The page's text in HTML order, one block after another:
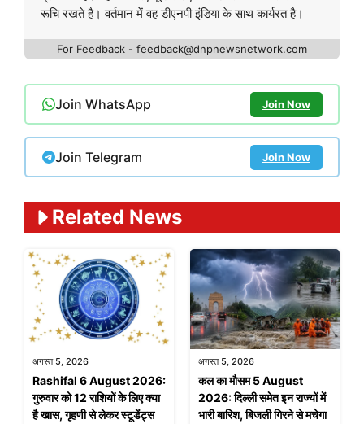
रूचि रखते है। वर्तमान में वह डीएनपी इंडिया के साथ कार्यरत है।
For Feedback - feedback@dnpnewsnetwork.com
Join WhatsApp Join Now
Join Telegram Join Now
Related News
अगस्त 5, 2026
Rashifal 6 August 2026:
गुरुवार को 12 राशियों के लिए क्या
है खास, गृहणी से लेकर स्टूडेंट्स
अगस्त 5, 2026
कल का मौसम 5 August
2026: दिल्ली समेत इन राज्यों में
भारी बारिश, बिजली गिरने से मचेगा